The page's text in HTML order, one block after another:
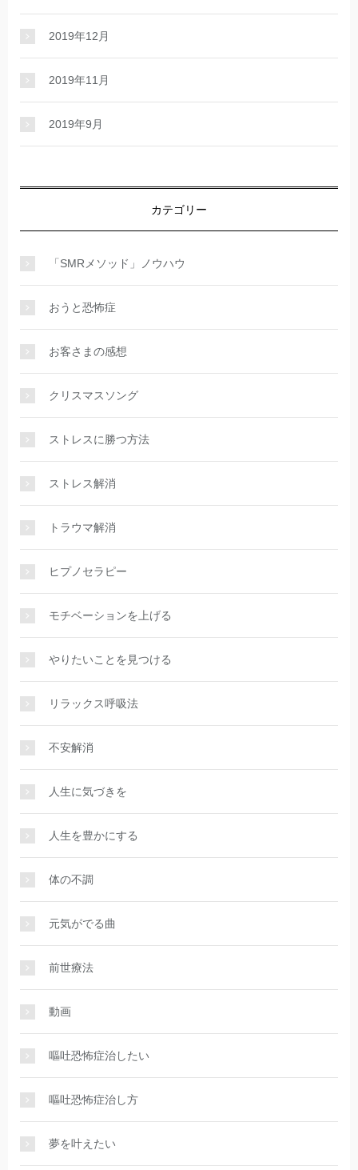
2019年12月
2019年11月
2019年9月
カテゴリー
「SMRメソッド」ノウハウ
おうと恐怖症
お客さまの感想
クリスマスソング
ストレスに勝つ方法
ストレス解消
トラウマ解消
ヒプノセラピー
モチベーションを上げる
やりたいことを見つける
リラックス呼吸法
不安解消
人生に気づきを
人生を豊かにする
体の不調
元気がでる曲
前世療法
動画
嘔吐恐怖症治したい
嘔吐恐怖症治し方
夢を叶えたい